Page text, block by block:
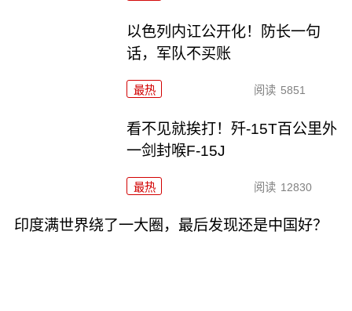
以色列内讧公开化！防长一句
话，军队不买账
最热 阅读 5851
看不见就挨打！歼-15T百公里外
一剑封喉F-15J
最热 阅读 12830
印度满世界绕了一大圈，最后发现还是中国好？